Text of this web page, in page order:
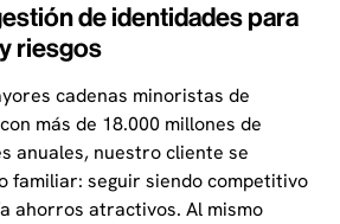
de identidades para
riesgos
cadenas minoristas de
más de 18.000 millones de
anuales, nuestro cliente se
familiar: seguir siendo competitivo
ahorros atractivos. Al mismo